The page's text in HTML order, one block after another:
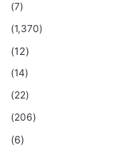
(7)
(1,370)
(12)
(14)
(22)
(206)
(6)